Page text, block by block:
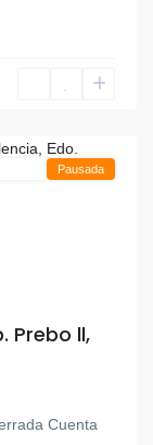
Pausada
Prebo ll,
Cuenta